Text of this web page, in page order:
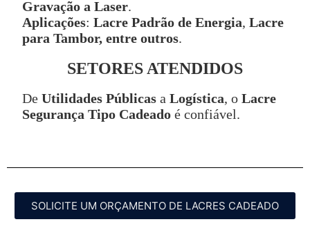
Gravação a Laser.
Aplicações: Lacre Padrão de Energia, Lacre
para Tambor, entre outros.
SETORES ATENDIDOS
De Utilidades Públicas a Logística, o Lacre
Segurança Tipo Cadeado é confiável.
SOLICITE UM ORÇAMENTO DE LACRES CADEADO